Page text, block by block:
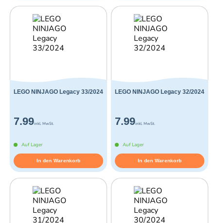
LEGO NINJAGO Legacy 33/2024
7.99inkl. MwSt.
Auf Lager
In den Warenkorb
LEGO NINJAGO Legacy 32/2024
7.99inkl. MwSt.
Auf Lager
In den Warenkorb